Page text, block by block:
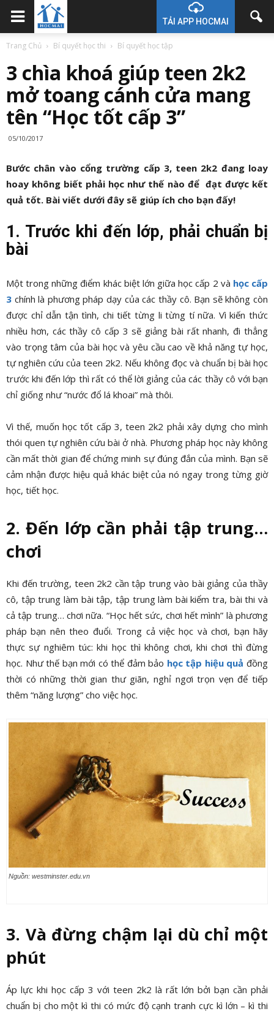
TẢI APP HOCMAI
Trang Chủ Bí quyết học thi Bí quyết học tập
3 chìa khoá giúp teen 2k2
mở toang cánh cửa mang
tên “Học tốt cấp 3”
05/10/2017
Bước chân vào cổng trường cấp 3, teen 2k2 đang loay
hoay không biết phải học như thế nào để đạt được kết
quả tốt. Bài viết dưới đây sẽ giúp ích cho bạn đấy!
1. Trước khi đến lớp, phải chuẩn bị
bài
Một trong những điểm khác biệt lớn giữa học cấp 2 và học cấp
3 chính là phương pháp dạy của các thầy cô. Bạn sẽ không còn
được chỉ dẫn tận tình, chi tiết từng li từng tí nữa. Vì kiến thức
nhiều hơn, các thầy cô cấp 3 sẽ giảng bài rất nhanh, đi thẳng
vào trọng tâm của bài học và yêu cầu cao về khả năng tự học,
tự nghiên cứu của teen 2k2. Nếu không đọc và chuẩn bị bài học
trước khi đến lớp thì rất có thể lời giảng của các thầy cô với bạn
chỉ giống như “nước đổ lá khoai” mà thôi.
Vì thế, muốn học tốt cấp 3, teen 2k2 phải xây dựng cho mình
thói quen tự nghiên cứu bài ở nhà. Phương pháp học này không
cần mất thời gian để chứng minh sự đúng đắn của mình. Bạn sẽ
cảm nhận được hiệu quả khác biệt của nó ngay trong từng giờ
học, tiết học.
2. Đến lớp cần phải tập trung…
chơi
Khi đến trường, teen 2k2 cần tập trung vào bài giảng của thầy
cô, tập trung làm bài tập, tập trung làm bài kiểm tra, bài thi và
cả tập trung… chơi nữa. “Học hết sức, chơi hết mình” là phương
pháp bạn nên theo đuổi. Trong cả việc học và chơi, bạn hãy
thực sự nghiêm túc: khi học thì không chơi, khi chơi thì đừng
học. Như thế bạn mới có thể đảm bảo học tập hiệu quảđồng
thời có những thời gian thư giãn, nghỉ ngơi trọn vẹn để tiếp
thêm “năng lượng” cho việc học.
Nguồn: westminster.edu.vn
3. Và đừng chậm lại dù chỉ một
phút
Áp lực khi học cấp 3 với teen 2k2 là rất lớn bởi bạn cần phải
chuẩn bị cho một kì thi có mức độ cạnh tranh cực kì lớn – kì thi